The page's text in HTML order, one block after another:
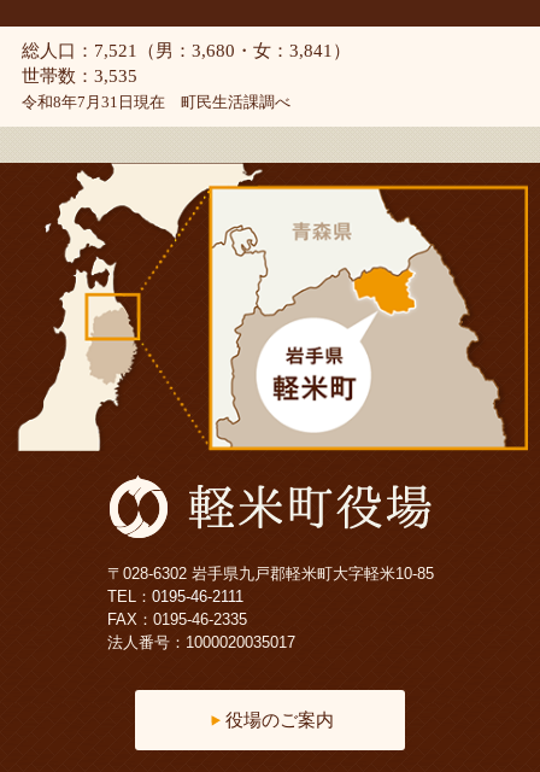
総人口：7,521（男：3,680・女：3,841）
世帯数：3,535
令和8年7月31日現在 町民生活課調べ
〒028-6302 岩手県九戸郡軽米町大字軽米10-85
TEL： 0195-46-2111
FAX：0195-46-2335
法人番号：1000020035017
役場のご案内